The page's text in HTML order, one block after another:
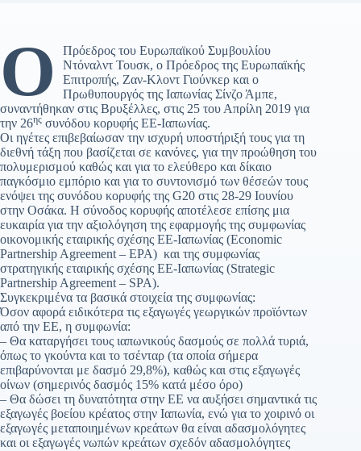
Ο
Πρόεδρος του Ευρωπαϊκού Συμβουλίου
Ντόναλντ Τουσκ, ο Πρόεδρος της Ευρωπαϊκής
Επιτροπής, Ζαν-Κλοντ Γιούνκερ και ο
Πρωθυπουργός της Ιαπωνίας Σίνζο Άμπε,
συναντήθηκαν στις Βρυξέλλες, στις 25 του Απρίλη 2019 για
την 26ης συνόδου κορυφής ΕΕ-Ιαπωνίας.
Οι ηγέτες επιβεβαίωσαν την ισχυρή υποστήριξή τους για τη
διεθνή τάξη που βασίζεται σε κανόνες, για την προώθηση του
πολυμερισμού καθώς και για το ελεύθερο και δίκαιο
παγκόσμιο εμπόριο και για το συντονισμό των θέσεών τους
ενόψει της συνόδου κορυφής της G20 στις 28-29 Ιουνίου
στην Οσάκα. Η σύνοδος κορυφής αποτέλεσε επίσης μια
ευκαιρία για την αξιολόγηση της εφαρμογής της συμφωνίας
οικονομικής εταιρικής σχέσης ΕΕ-Ιαπωνίας (Economic
Partnership Agreement – EPA) και της συμφωνίας
στρατηγικής εταιρικής σχέσης ΕΕ-Ιαπωνίας (Strategic
Partnership Agreement – SPA).
Συγκεκριμένα τα βασικά στοιχεία της συμφωνίας:
Όσον αφορά ειδικότερα τις εξαγωγές γεωργικών προϊόντων
από την ΕΕ, η συμφωνία:
– Θα καταργήσει τους ιαπωνικούς δασμούς σε πολλά τυριά,
όπως το γκούντα και το τσένταρ (τα οποία σήμερα
επιβαρύνονται με δασμό 29,8%), καθώς και στις εξαγωγές
οίνων (σημερινός δασμός 15% κατά μέσο όρο)
– Θα δώσει τη δυνατότητα στην ΕΕ να αυξήσει σημαντικά τις
εξαγωγές βοείου κρέατος στην Ιαπωνία, ενώ για το χοιρινό οι
εξαγωγές μεταποιημένων κρεάτων θα είναι αδασμολόγητες
και οι εξαγωγές νωπών κρεάτων σχεδόν αδασμολόγητες